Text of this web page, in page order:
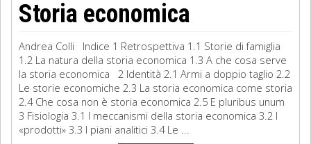
Storia economica
Andrea Colli Indice 1 Retrospettiva 1.1 Storie di famiglia
1.2 La natura della storia economica 1.3 A che cosa serve
la storia economica 2 Identità 2.1 Armi a doppio taglio 2.2
Le storie economiche 2.3 La storia economica come storia
2.4 Che cosa non è storia economica 2.5 E pluribus unum
3 Fisiologia 3.1 I meccanismi della storia economica 3.2 I
«prodotti» 3.3 I piani analitici 3.4 Le ...